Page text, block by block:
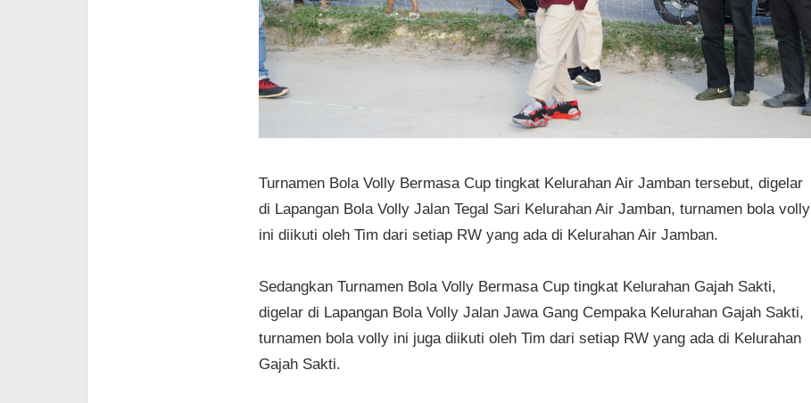
Turnamen Bola Volly Bermasa Cup tingkat Kelurahan Air Jamban tersebut, digelar
di Lapangan Bola Volly Jalan Tegal Sari Kelurahan Air Jamban, turnamen bola volly
ini diikuti oleh Tim dari setiap RW yang ada di Kelurahan Air Jamban.
Sedangkan Turnamen Bola Volly Bermasa Cup tingkat Kelurahan Gajah Sakti,
digelar di Lapangan Bola Volly Jalan Jawa Gang Cempaka Kelurahan Gajah Sakti,
turnamen bola volly ini juga diikuti oleh Tim dari setiap RW yang ada di Kelurahan
Gajah Sakti.